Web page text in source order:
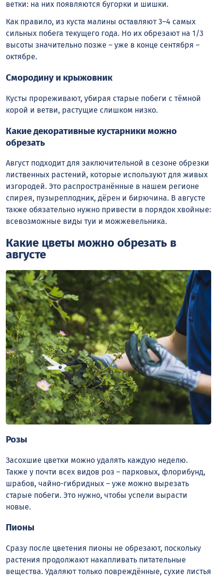
ветки: на них появляются бугорки и шишки.
Как правило, из куста малины оставляют 3–4 самых
сильных побега текущего года. Но их обрезают на 1/3
высоты значительно позже – уже в конце сентября –
октябре.
Смородину и крыжовник
Кусты прореживают, убирая старые побеги с тёмной
корой и ветви, растущие слишком низко.
Какие декоративные кустарники можно
обрезать
Август подходит для заключительной в сезоне обрезки
лиственных растений, которые используют для живых
изгородей. Это распространённые в нашем регионе
спирея, пузыреплодник, дёрен и бирючина. В августе
также обязательно нужно привести в порядок хвойные:
всевозможные виды туи и можжевельника.
Какие цветы можно обрезать в
августе
Розы
Засохшие цветки можно удалять каждую неделю.
Также у почти всех видов роз – парковых, флорибунд,
шрабов, чайно-гибридных – уже можно вырезать
старые побеги. Это нужно, чтобы успели вырасти
новые.
Пионы
Сразу после цветения пионы не обрезают, поскольку
растения продолжают накапливать питательные
вещества. Удаляют только повреждённые, сухие листья